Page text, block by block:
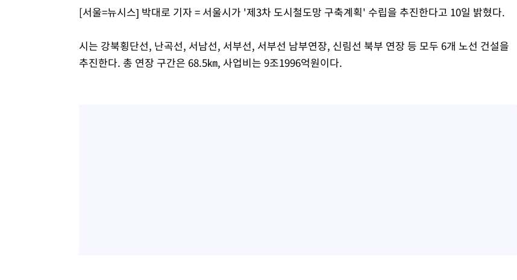
[서울=뉴시스] 박대로 기자 = 서울시가 '제3차 도시철도망 구축계획' 수립을 추진한다고 10일 밝혔다.
시는 강북횡단선, 난곡선, 서남선, 서부선, 서부선 남부연장, 신림선 북부 연장 등 모두 6개 노선 건설을
추진한다. 총 연장 구간은 68.5㎞, 사업비는 9조1996억원이다.